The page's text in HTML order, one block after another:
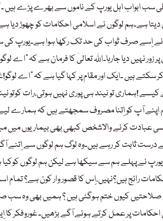
سب ابواب اہل یورپ کے ناموں سے بھرے پڑے ہیں
ہے۔ہم لوگوں نے اسلامی احکامات کو چھوڑ دیا
اِسے صرف ثواب کی حد تک رکھا ہوا ہے۔یورپ کی
نہیں دیا جارہا۔اللہ تعالیٰ کا فرمان ہے کہ ”اے
ہیں ۔ایک اور مقام پر کہا گیا ہے کہ ”اے
!ہماری تو نیند ہی پوری نہیں ہوتی،رات کوتو
اپنے آپ کو اِتنا مصروف سمجھتے ہیں کہ ہمارے
عبادت کرنے والاشخص کبھی بھی بیماریوں میں
ثابت کر رہے ہیں۔وہ لوگ ہم لوگوں سے اِتنے
نے پہلے ہم سے سیکھا ہے لیکن ہم لوگوں
رائج ہیں؟نہیں،اِس کا قصور وار کون ہے؟ تمام
کیوں ختم ہوگئی ہیں ؟ ہمیں بھی وہ سب
احکامات پر عمل کرتے ہوئے آگے بڑھیں۔ غوروفکر کا